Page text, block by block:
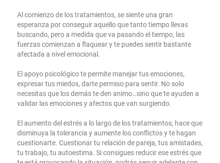
Al comienzo de los tratamientos, se siente una gran
esperanza por conseguir aquello que tanto tiempo llevas
buscando, pero a medida que va pasando el tiempo, las
fuerzas comienzan a flaquear y te puedes sentir bastante
afectada a nivel emocional.
El apoyo psicológico te permite manejar tus emociones,
expresar tus miedos, darte permiso para sentir. No solo
necesitas que los demás te den animo…sino que te ayuden a
validar las emociones y afectos que van surgiendo.
El aumento del estrés a lo largo de los tratamientos, hace que
disminuya la tolerancia y aumente los conflictos y te hagan
cuestionarte. Cuestionar tu relación de pareja, tus amistades,
tu trabajo, tu autoestima. Si consigues reducir ese estrés que